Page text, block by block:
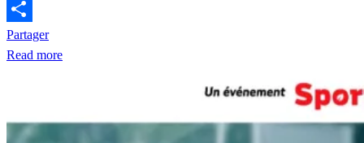
Email
Partager
Read more